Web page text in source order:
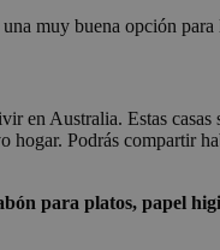
muy buena opción
en Australia. Estas casas
hogar. Podrás compartir
para platos, papel